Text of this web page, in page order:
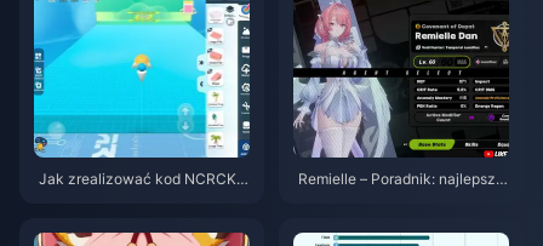
Jak zrealizować kod NCRCKY
Remielle – Poradnik: najlepszy